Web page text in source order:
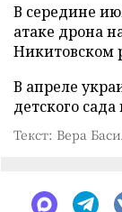
В середине
атаке дрона
Никитовском
В апреле
детского
Текст: Вера